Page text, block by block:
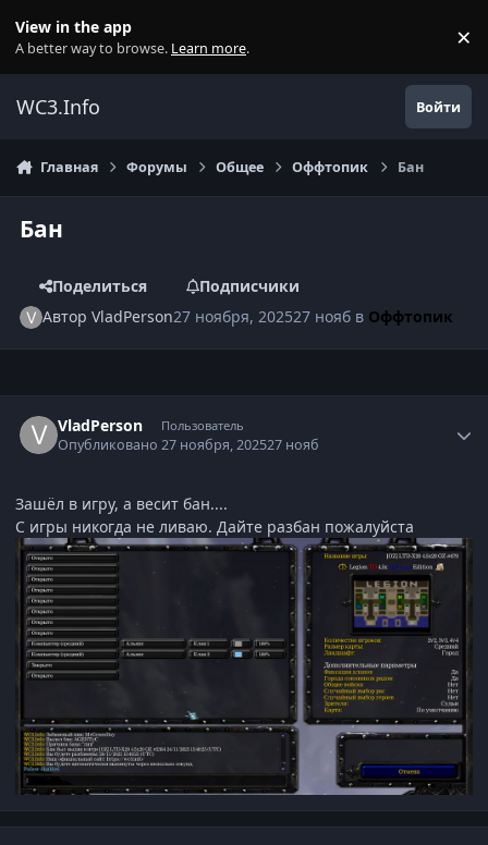
View in the app
A better way to browse. Learn more. ×
WC3.Info Войти
Главная Форумы Общее Оффтопик Бан
Бан
Поделиться
Подписчики
АвторVladPerson27 ноября, 202527 нояб в Оффтопик
VladPerson Пользователь
Опубликовано27 ноября, 202527 нояб
Зашёл в игру, а весит бан....
С игры никогда не ливаю. Дайте разбан пожалуйста